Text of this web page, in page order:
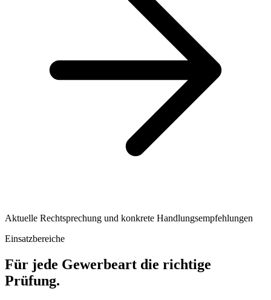
Aktuelle Rechtsprechung und konkrete Handlungsempfehlungen
Einsatzbereiche
Für jede Gewerbeart die richtige
Prüfung.